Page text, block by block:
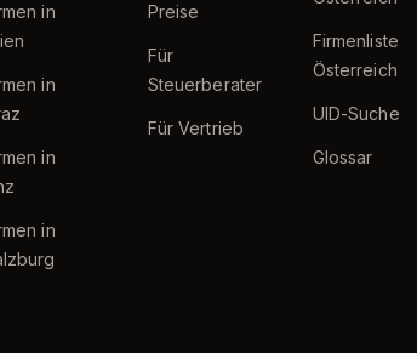
in
in
in
in
Preise
Für
Steuerberater
Für Vertrieb
Firmenliste
Österreich
UID-Suche
Glossar